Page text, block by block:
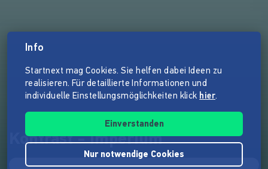
Kontrast - Imperium
Info
Startnext mag Cookies. Sie helfen dabei Ideen zu
realisieren. Für detaillierte Informationen und
individuelle Einstellungsmöglichkeiten klick hier.
Einverstanden
Nur notwendige Cookies